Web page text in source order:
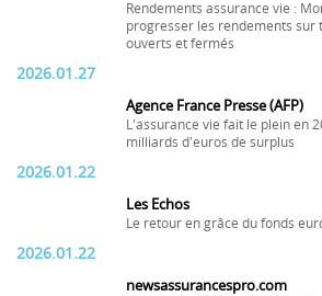
Rendements assurance vie :
progresser les rendements sur
ouverts et fermés
2026.01.27
Agence France Presse (AFP)
L'assurance vie fait le plein en
milliards d'euros de surplus
2026.01.22
Les Echos
Le retour en grâce du fonds
2026.01.22
newsassurancespro.com